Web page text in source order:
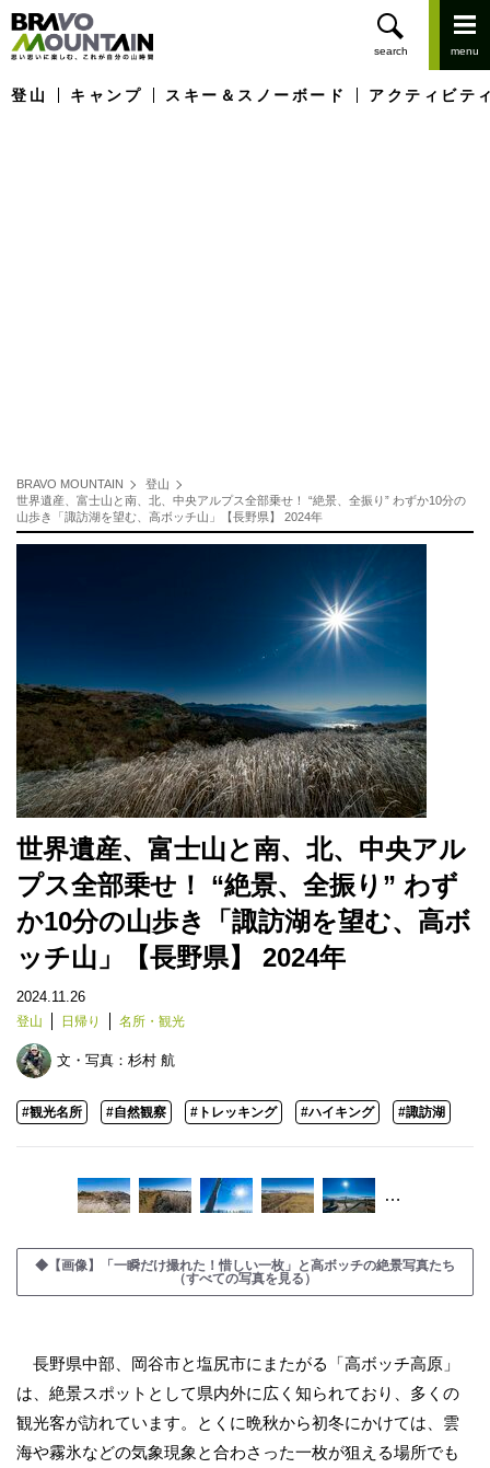
登山 キャンプ スキー＆スノーボード アクティビテ
BRAVO MOUNTAIN
登山
世界遺産、富士山と南、北、中央アルプス全部乗せ！ “絶景、全振り” わずか10分の
山歩き「諏訪湖を望む、高ボッチ山」【長野県】 2024年
世界遺産、富士山と南、北、中央アル
プス全部乗せ！ “絶景、全振り” わず
か10分の山歩き「諏訪湖を望む、高ボ
ッチ山」【長野県】 2024年
2024.11.26
登山 日帰り 名所・観光
文・写真： 杉村 航
#観光名所 #自然観察 #トレッキング #ハイキング #諏訪湖
…
◆【画像】「一瞬だけ撮れた！惜しい一枚」と高ボッチの絶景写真たち
（すべての写真を見る）
長野県中部、岡谷市と塩尻市にまたがる「高ボッチ高原」
は、絶景スポットとして県内外に広く知られており、多くの
観光客が訪れています。とくに晩秋から初冬にかけては、雲
海や霧氷などの気象現象と合わさった一枚が狙える場所でも